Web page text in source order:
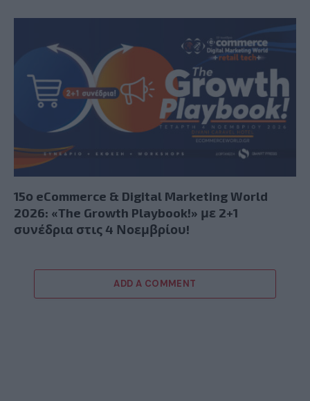
15ο eCommerce & Digital Marketing World
2026: «The Growth Playbook!» με 2+1
συνέδρια στις 4 Νοεμβρίου!
ADD A COMMENT